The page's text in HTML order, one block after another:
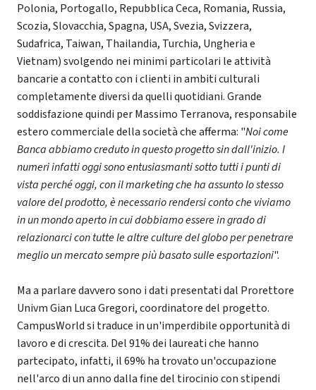
Polonia, Portogallo, Repubblica Ceca, Romania, Russia,
Scozia, Slovacchia, Spagna, USA, Svezia, Svizzera,
Sudafrica, Taiwan, Thailandia, Turchia, Ungheria e
Vietnam) svolgendo nei minimi particolari le attività
bancarie a contatto con i clienti in ambiti culturali
completamente diversi da quelli quotidiani. Grande
soddisfazione quindi per Massimo Terranova, responsabile
estero commerciale della società che afferma: "Noi come
Banca abbiamo creduto in questo progetto sin dall'inizio. I
numeri infatti oggi sono entusiasmanti sotto tutti i punti di
vista perché oggi, con il marketing che ha assunto lo stesso
valore del prodotto, è necessario rendersi conto che viviamo
in un mondo aperto in cui dobbiamo essere in grado di
relazionarci con tutte le altre culture del globo per penetrare
meglio un mercato sempre più basato sulle esportazioni".
Ma a parlare davvero sono i dati presentati dal Prorettore
Univm Gian Luca Gregori, coordinatore del progetto.
CampusWorld si traduce in un'imperdibile opportunità di
lavoro e di crescita. Del 91% dei laureati che hanno
partecipato, infatti, il 69% ha trovato un'occupazione
nell'arco di un anno dalla fine del tirocinio con stipendi